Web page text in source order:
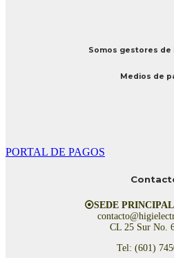
Somos gestores de
Medios de
PORTAL DE PAGOS
⦿SEDE
CL 25 Sur No.
Tel: (601)